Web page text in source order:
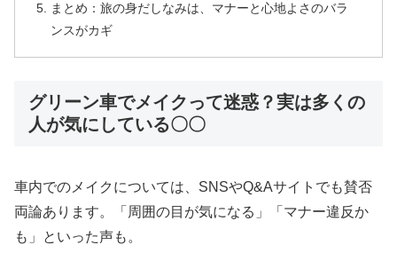
まとめ：旅の身だしなみは、マナーと心地よさのバラ
ンスがカギ
グリーン車でメイクって迷惑？実は多くの
人が気にしている〇〇
車内でのメイクについては、SNSやQ&Aサイトでも賛否
両論あります。「周囲の目が気になる」「マナー違反か
も」といった声も。